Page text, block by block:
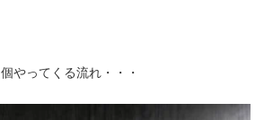
やってくる流れ・・・